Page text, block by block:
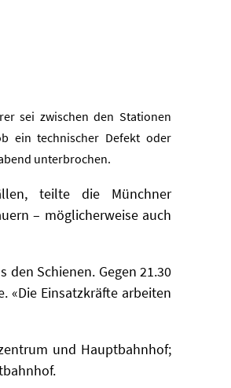
sei zwischen den Stationen
ein technischer Defekt oder
unterbrochen.
teilte die Münchner
– möglicherweise auch
den Schienen. Gegen 21.30
«Die Einsatzkräfte arbeiten
und Hauptbahnhof;